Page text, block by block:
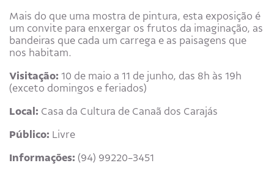
Mais do que uma mostra de pintura, esta exposição é
um convite para enxergar os frutos da imaginação, as
bandeiras que cada um carrega e as paisagens que
nos habitam.
Visitação: 10 de maio a 11 de junho, das 8h às 19h
(exceto domingos e feriados)
Local: Casa da Cultura de Canaã dos Carajás
Público: Livre
Informações: (94) 99220-3451